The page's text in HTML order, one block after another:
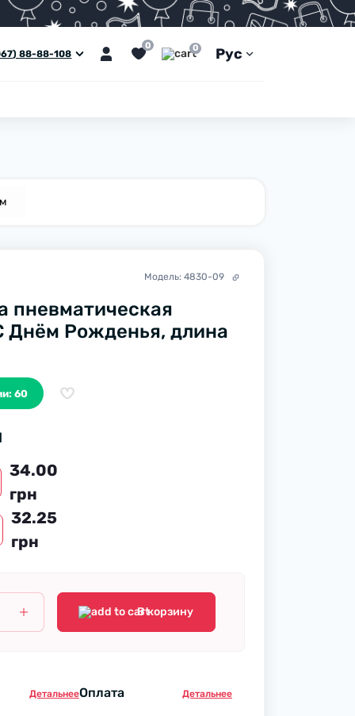
88-88-108
0 0 Рус
Модель: 4830-09
пневматическая
Днём Рожденья, длина
60
34.00
грн
32.25
грн
В корзину
ДетальнееОплата Детальнее